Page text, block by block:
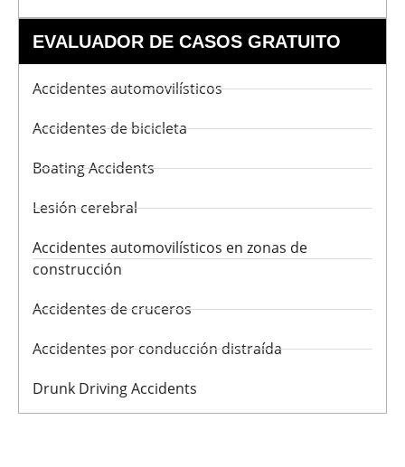
EVALUADOR DE CASOS GRATUITO
Accidentes automovilísticos
Accidentes de bicicleta
Boating Accidents
Lesión cerebral
Accidentes automovilísticos en zonas de
construcción
Accidentes de cruceros
Accidentes por conducción distraída
Drunk Driving Accidents